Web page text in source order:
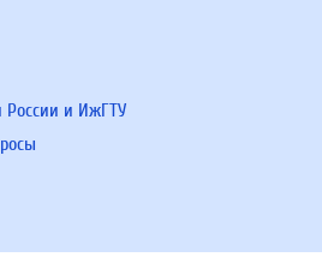
России и ИжГТУ